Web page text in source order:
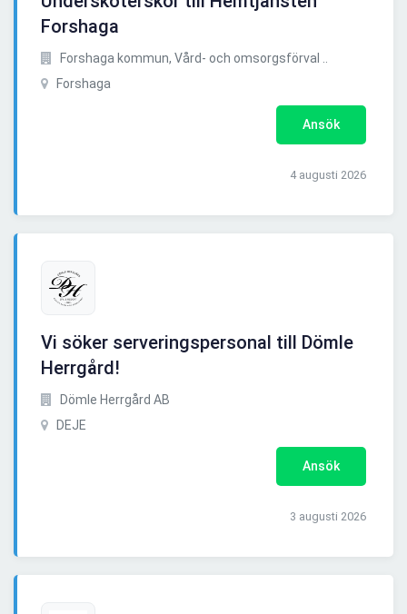
Forshaga
Forshaga kommun, Vård- och omsorgsförval ..
Forshaga
Ansök
4 augusti 2026
Vi söker serveringspersonal till Dömle
Herrgård!
Dömle Herrgård AB
DEJE
Ansök
3 augusti 2026